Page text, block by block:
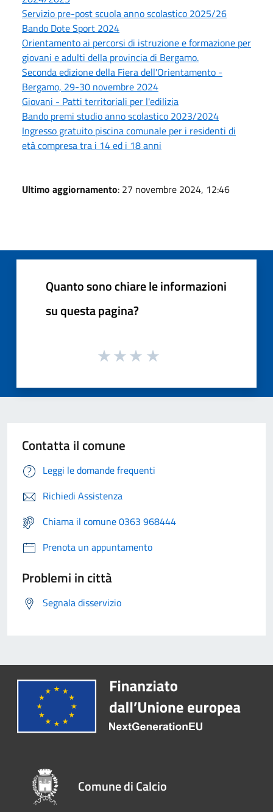
Servizio pre-post scuola anno scolastico 2025/26
Bando Dote Sport 2024
Orientamento ai percorsi di istruzione e formazione per
giovani e adulti della provincia di Bergamo.
Seconda edizione della Fiera dell'Orientamento -
Bergamo, 29-30 novembre 2024
Giovani - Patti territoriali per l'edilizia
Bando premi studio anno scolastico 2023/2024
Ingresso gratuito piscina comunale per i residenti di
età compresa tra i 14 ed i 18 anni
Ultimo aggiornamento: 27 novembre 2024, 12:46
Quanto sono chiare le informazioni
su questa pagina?
Contatta il comune
Leggi le domande frequenti
Richiedi Assistenza
Chiama il comune 0363 968444
Prenota un appuntamento
Problemi in città
Segnala disservizio
Comune di Calcio